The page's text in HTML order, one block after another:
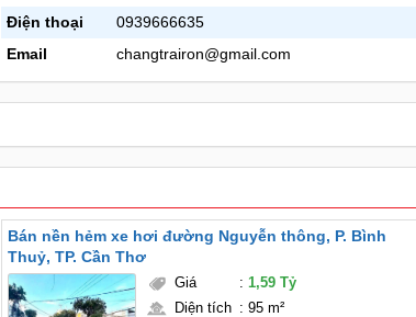
Điện thoại
0939666635
Email
changtrairon@gmail.com
Bán nền hẻm xe hơi đường Nguyễn thông, P. Bình
Thuỷ, TP. Cần Thơ
Giá :1,59 Tỷ
Diện tích :95 m²